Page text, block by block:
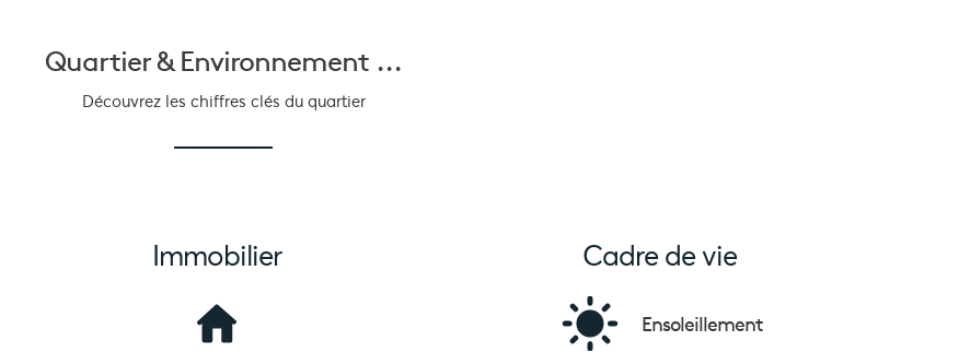
Quartier &Environnement ...
Découvrez les chiffres clés du quartier
Immobilier Cadre de vie
Ensoleillement